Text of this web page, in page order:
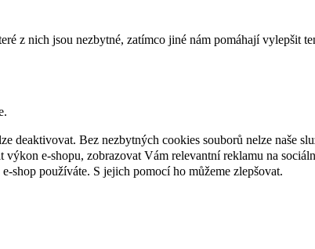
z nich jsou nezbytné, zatímco jiné nám pomáhají vylepšit
deaktivovat. Bez nezbytných cookies souborů nelze naše
výkon e-shopu, zobrazovat Vám relevantní reklamu na
shop používáte. S jejich pomocí ho můžeme zlepšovat.